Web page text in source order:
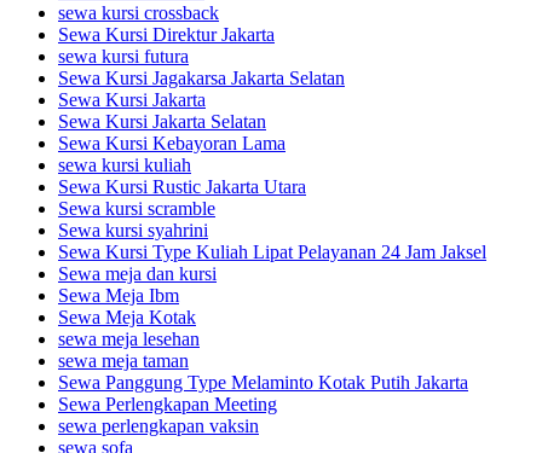
sewa kursi crossback
Sewa Kursi Direktur Jakarta
sewa kursi futura
Sewa Kursi Jagakarsa Jakarta Selatan
Sewa Kursi Jakarta
Sewa Kursi Jakarta Selatan
Sewa Kursi Kebayoran Lama
sewa kursi kuliah
Sewa Kursi Rustic Jakarta Utara
Sewa kursi scramble
Sewa kursi syahrini
Sewa Kursi Type Kuliah Lipat Pelayanan 24 Jam Jaksel
Sewa meja dan kursi
Sewa Meja Ibm
Sewa Meja Kotak
sewa meja lesehan
sewa meja taman
Sewa Panggung Type Melaminto Kotak Putih Jakarta
Sewa Perlengkapan Meeting
sewa perlengkapan vaksin
sewa sofa